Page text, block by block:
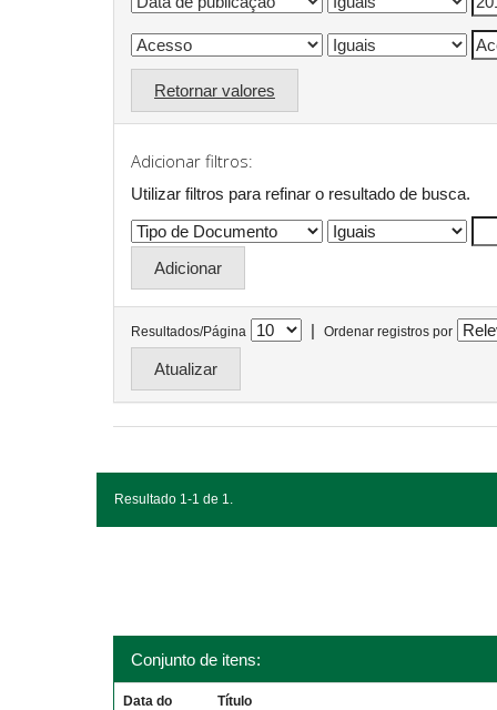
Retornar valores
Adicionar filtros:
Utilizar filtros para refinar o resultado de busca.
Resultados/Página | Ordenar registros por
Resultado 1-1 de 1.
Conjunto de itens:
Data do Título